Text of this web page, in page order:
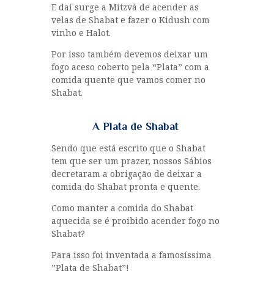
E daí surge a Mitzvá de acender as
velas de Shabat e fazer o Kidush com
vinho e Halot.
Por isso também devemos deixar um
fogo aceso coberto pela “Plata” com a
comida quente que vamos comer no
Shabat.
A Plata de Shabat
Sendo que está escrito que o Shabat
tem que ser um prazer, nossos Sábios
decretaram a obrigação de deixar a
comida do Shabat pronta e quente.
Como manter a comida do Shabat
aquecida se é proibido acender fogo no
Shabat?
Para isso foi inventada a famosíssima
”Plata de Shabat”!